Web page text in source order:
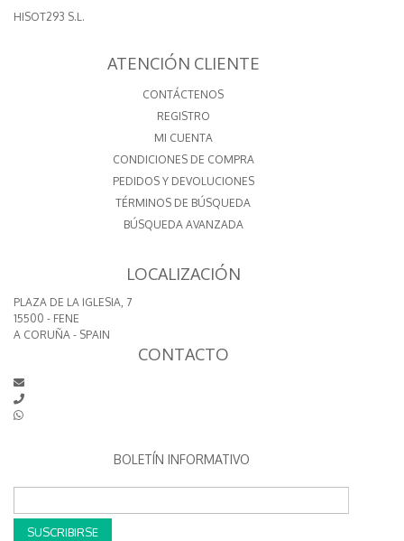
HISOT293 S.L.
ATENCIÓN CLIENTE
CONTÁCTENOS
REGISTRO
MI CUENTA
CONDICIONES DE COMPRA
PEDIDOS Y DEVOLUCIONES
TÉRMINOS DE BÚSQUEDA
BÚSQUEDA AVANZADA
LOCALIZACIÓN
PLAZA DE LA IGLESIA, 7
15500 - FENE
A CORUÑA - SPAIN
CONTACTO
BOLETÍN INFORMATIVO
SUSCRIBIRSE